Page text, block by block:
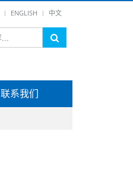
ENGLISH 中文
联系我们